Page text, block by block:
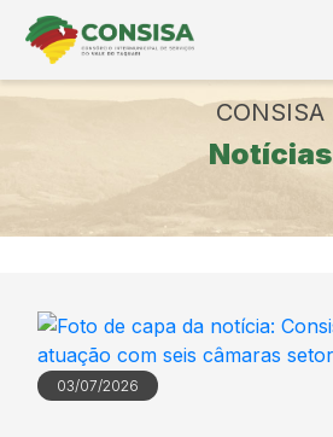
Ir para conteúdo principal
conteúdo do menu
Conteúdo Principal
CONSISA
Notícias
03/07/2026